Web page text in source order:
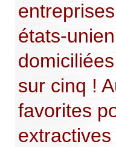
états-
sur cinq !
favorites